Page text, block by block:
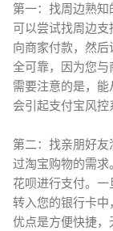
第一：找周边熟知
可以尝试找周边
向商家付款，然
全可靠，因为您与
需要注意的是，
会引起支付宝风控
第二：找亲朋好
过淘宝购物的需求
花呗进行支付。
转入您的银行卡
优点是方便快捷